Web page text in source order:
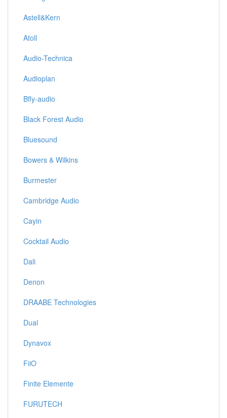
Astell&Kern
Atoll
Audio-Technica
Audioplan
Bfly-audio
Black Forest Audio
Bluesound
Bowers & Wilkins
Burmester
Cambridge Audio
Cayin
Cocktail Audio
Dali
Denon
DRAABE Technologies
Dual
Dynavox
FiiO
Finite Elemente
FURUTECH